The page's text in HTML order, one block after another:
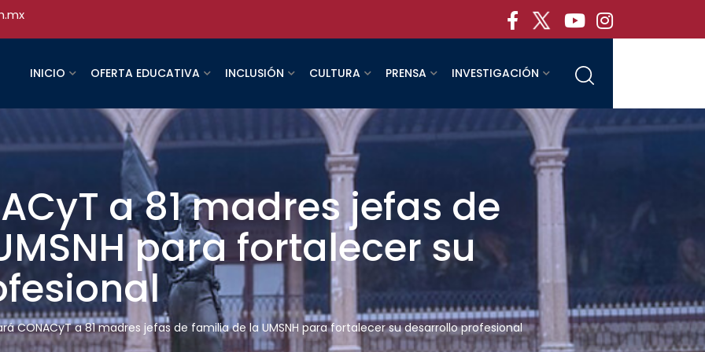
INICIO OFERTA EDUCATIVA INCLUSIÓN CULTURA PRENSA INVESTIGACIÓN
a 81 madres jefas de
para fortalecer su
CONACyT a 81 madres jefas de familia de la UMSNH para fortalecer su desarrollo profesional